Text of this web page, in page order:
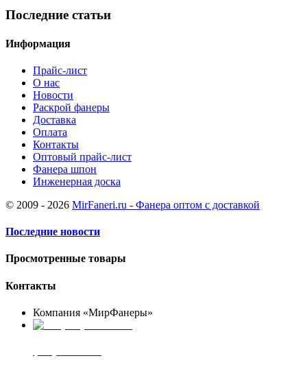
Последние статьи
Информация
Прайс-лист
О нас
Новости
Раскрой фанеры
Доставка
Оплата
Контакты
Оптовый прайс-лист
Фанера шпон
Инженерная доска
© 2009 - 2026 MirFaneri.ru - Фанера оптом с доставкой
Последние новости
Просмотренные товары
Контакты
Компания «МирФанеры»